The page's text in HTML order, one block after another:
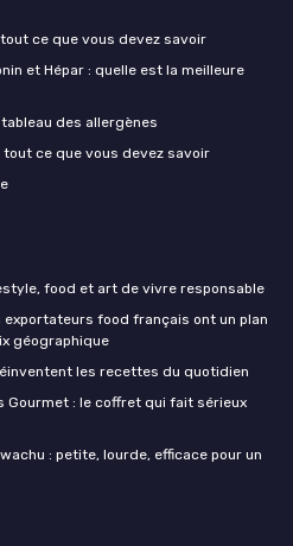
ce que vous devez savoir
et Hépar : quelle est la meilleure
des allergènes
ce que vous devez savoir
food et art de vivre responsable
food français ont un plan
géographique
les recettes du quotidien
Gourmet : le coffret qui fait sérieux
: petite, lourde, efficace pour un